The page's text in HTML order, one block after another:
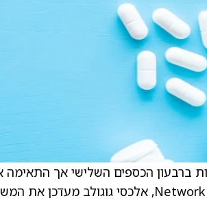
ברבעון הכספים השלישי אך התאימה